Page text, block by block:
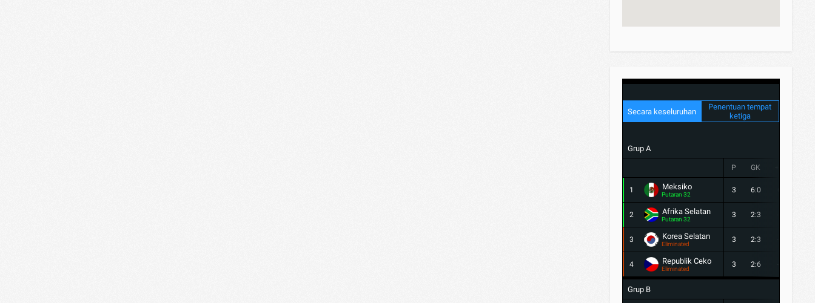
Secara keseluruhan
Penentuan tempat
ketiga
Grup A
P GK
1 Meksiko
Putaran 32
3 6:0
2 Afrika Selatan
Putaran 32
3 2:3
3 Korea Selatan
Eliminated
3 2:3
4 Republik Ceko
Eliminated
3 2:6
Grup B